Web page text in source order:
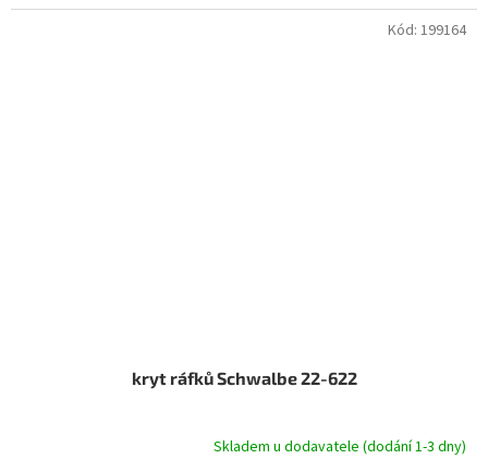
kryt ráfků Schwalbe 22-622
Skladem u dodavatele (dodání 1-3 dny)
Kód: 199164